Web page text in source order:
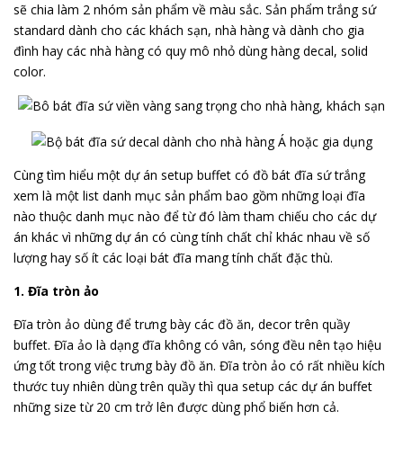
sẽ chia làm 2 nhóm sản phẩm về màu sắc. Sản phẩm trắng sứ
standard dành cho các khách sạn, nhà hàng và dành cho gia
đình hay các nhà hàng có quy mô nhỏ dùng hàng decal, solid
color.
Cùng tìm hiểu một dự án setup buffet có đồ bát đĩa sứ trắng
xem là một list danh mục sản phẩm bao gồm những loại đĩa
nào thuộc danh mục nào để từ đó làm tham chiếu cho các dự
án khác vì những dự án có cùng tính chất chỉ khác nhau về số
lượng hay số ít các loại bát đĩa mang tính chất đặc thù.
1. Đĩa tròn ảo
Đĩa tròn ảo dùng để trưng bày các đồ ăn, decor trên quầy
buffet. Đĩa ảo là dạng đĩa không có vân, sóng đều nên tạo hiệu
ứng tốt trong việc trưng bày đồ ăn. Đĩa tròn ảo có rất nhiều kích
thước tuy nhiên dùng trên quầy thì qua setup các dự án buffet
những size từ 20 cm trở lên được dùng phổ biến hơn cả.